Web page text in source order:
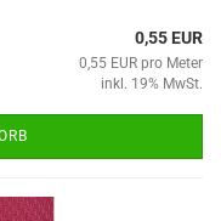
0,55 EUR
0,55 EUR pro Meter
inkl. 19% MwSt.